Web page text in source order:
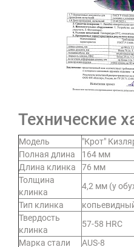
Технические
Модель
"Крот"
Полная длина
164 мм
Длина клинка
76 мм
Толщина
клинка
4,2 мм (у
Тип клинка
Твердость
клинка
57-58 HRC
Марка стали
AUS-8